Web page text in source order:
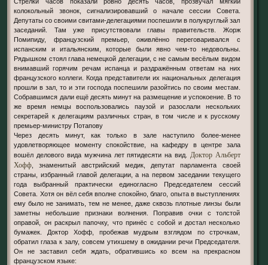
колокольный звонок, сигнализировавший о начале сессии Совета.
Депутаты со своими свитами-делегациями поспешили в полукруглый зал
заседаний. Там уже присутствовали главы правительств. Жорж
Помипиду, французский премьер, оживлённо переговаривался с
испанским и итальянским, которые были явно чем-то недовольны.
Рядышком стоял глава немецкой делегации, с не самым весёлым видом
внимавший горячим речам испанца и раздражённым ответам на них
французского коллеги. Когда представители их национальных делегация
прошли в зал, то и эти господа поспешили разойтись по своим местам.
Собравшимся дали ещё десять минут на размещение и успокоение. В то
же время немцы воспользовались паузой и разослали нескольких
секретарей к делегациям различных стран, в том числе и к русскому
премьер-министру Потапову
Через десять минут, как только в зале наступило более-менее
удовлетворяющее моменту спокойствие, на кафедру в центре зала
вошёл делового вида мужчина лет пятидесяти на вид.
Доктор Альберт
Хофф , знаменитый австрийский медик, депутат парламента своей
страны, избранный главой делегации, а на первом заседании текущего
года выбранный практически единогласно Председателем сессий
Совета. Хотя он вёл себя вполне спокойно, благо, опыта в выступлениях
ему было не занимать, тем не менее, даже сквозь плотные линзы были
заметны небольшие признаки волнения. Поправив очки с толстой
оправой, он раскрыл папочку, что принёс с собой и достал несколько
бумажек. Доктор Хофф, пробежав мудрым взглядом по строчкам,
обратил глаза к залу, совсем утихшему в ожидании речи Председателя.
Он не заставил себя ждать, обратившись ко всем на прекрасном
французском языке: